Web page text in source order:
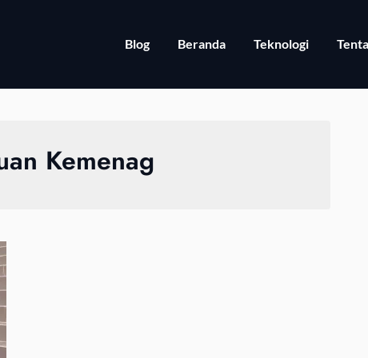
Blog Beranda Teknologi
Kemenag